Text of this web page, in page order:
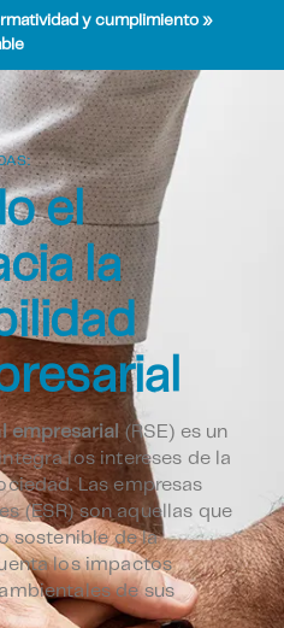
y cumplimiento »
el
la
empresarial (RSE) es un
los intereses de la
Las empresas
(ESR) son aquellas que
sostenible de la
los impactos
de sus